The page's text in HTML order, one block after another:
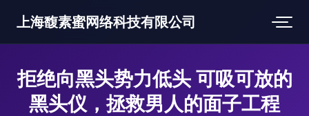
上海馥素蜜网络科技有限公司
拒绝向黑头势力低头 可吸可放的
黑头仪，拯救男人的面子工程